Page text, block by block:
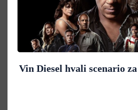
Vin Diesel hvali scenario